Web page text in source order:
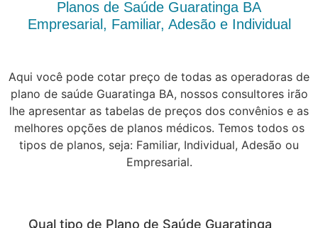
Planos de Saúde Guaratinga BA
Empresarial, Familiar, Adesão e Individual
Aqui você pode cotar preço de todas as operadoras de
plano de saúde Guaratinga BA, nossos consultores irão
lhe apresentar as tabelas de preços dos convênios e as
melhores opções de planos médicos. Temos todos os
tipos de planos, seja: Familiar, Individual, Adesão ou
Empresarial.
Qual tipo de Plano de Saúde Guaratinga